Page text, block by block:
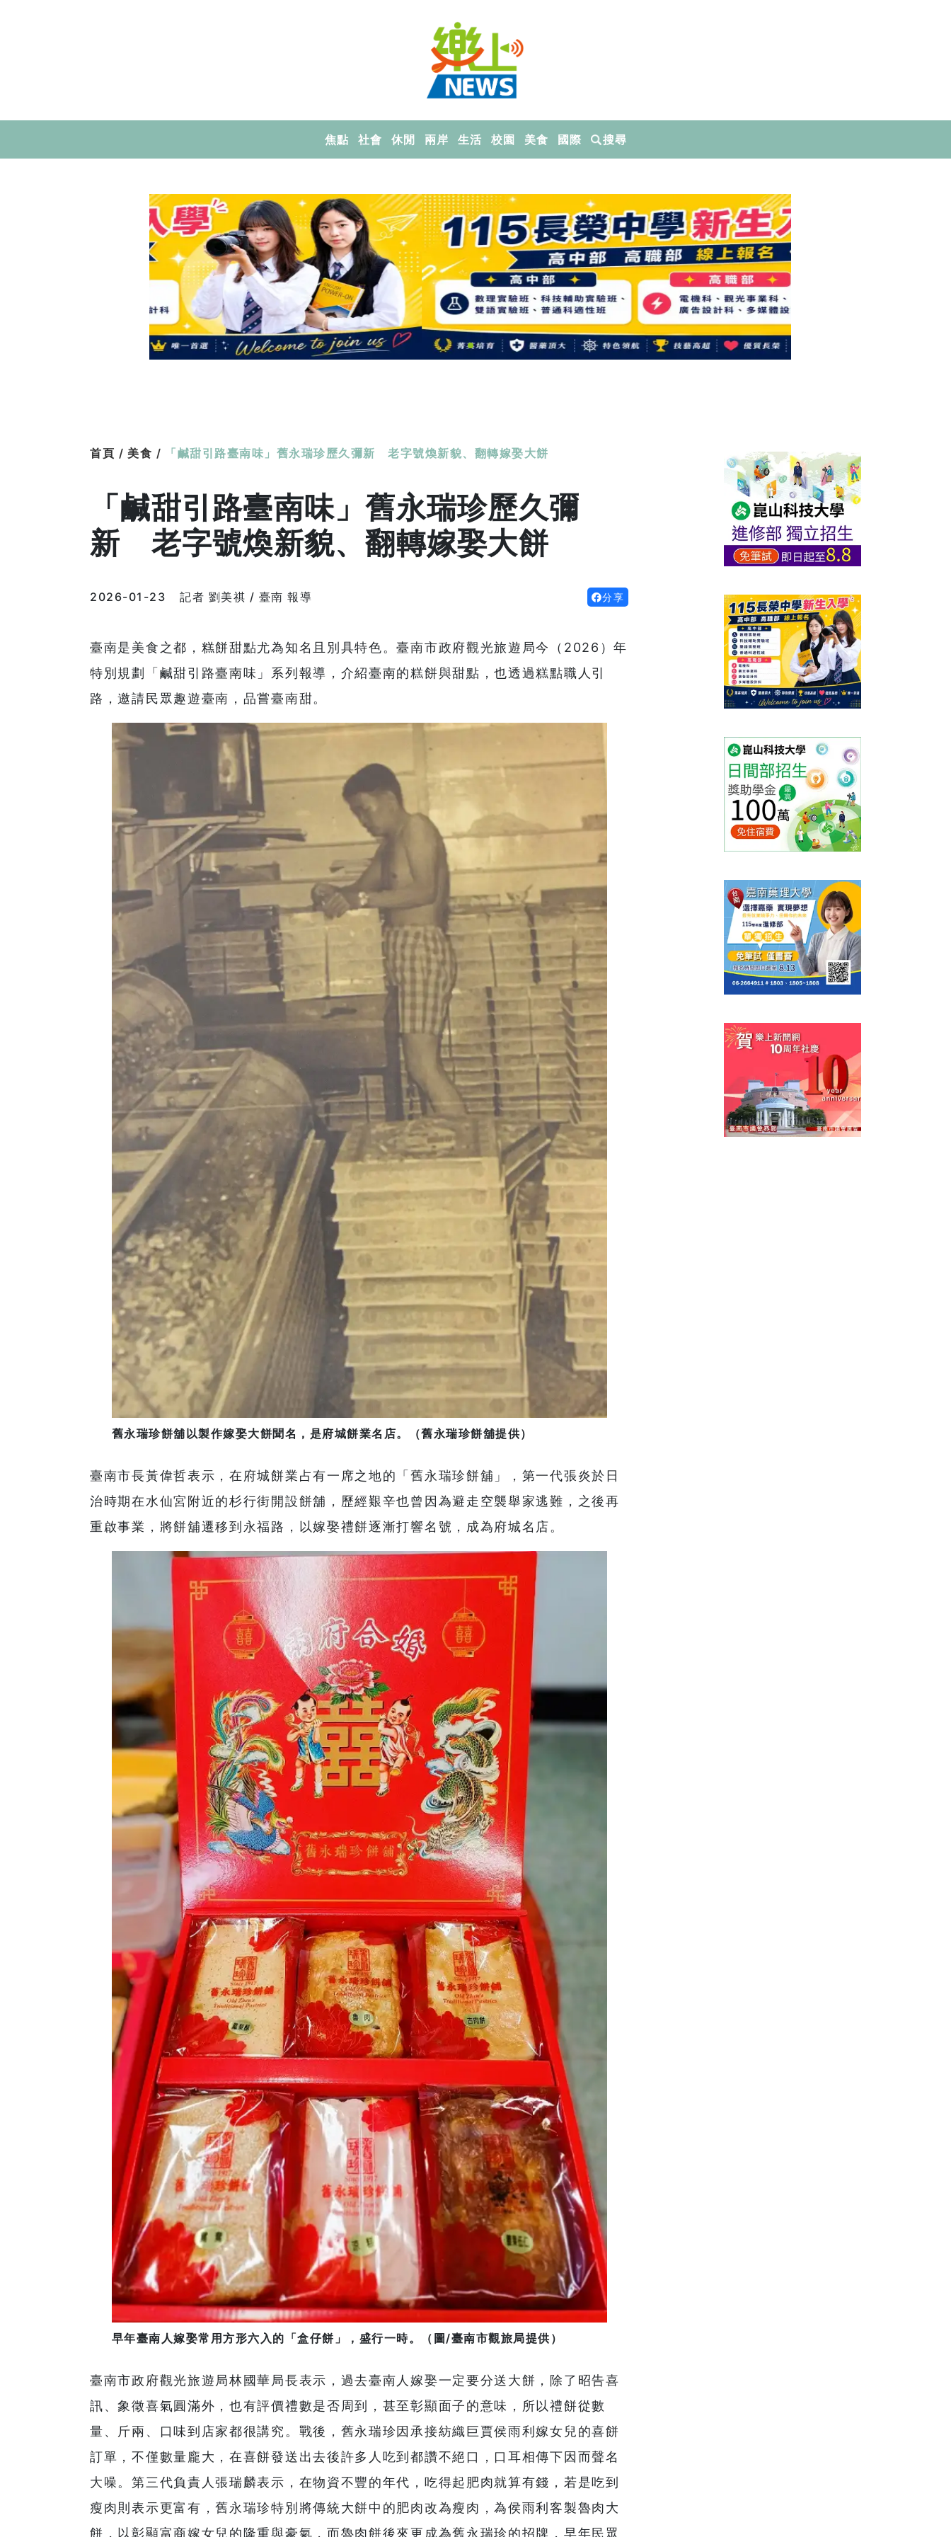
焦點 社會 休閒 兩岸 生活 校園 美食 國際 搜尋
首頁 / 美食 / 「鹹甜引路臺南味」舊永瑞珍歷久彌新 老字號煥新貌、翻轉嫁娶大餅
「鹹甜引路臺南味」舊永瑞珍歷久彌
新 老字號煥新貌、翻轉嫁娶大餅
2026-01-23 記者 劉美祺 / 臺南 報導 分享
臺南是美食之都，糕餅甜點尤為知名且別具特色。臺南市政府觀光旅遊局今（2026）年
特別規劃「鹹甜引路臺南味」系列報導，介紹臺南的糕餅與甜點，也透過糕點職人引
路，邀請民眾趣遊臺南，品嘗臺南甜。
舊永瑞珍餅舖以製作嫁娶大餅聞名，是府城餅業名店。（舊永瑞珍餅舖提供）
臺南市長黃偉哲表示，在府城餅業占有一席之地的「舊永瑞珍餅舖」，第一代張炎於日
治時期在水仙宮附近的杉行街開設餅舖，歷經艱辛也曾因為避走空襲舉家逃難，之後再
重啟事業，將餅舖遷移到永福路，以嫁娶禮餅逐漸打響名號，成為府城名店。
早年臺南人嫁娶常用方形六入的「盒仔餅」，盛行一時。（圖/臺南市觀旅局提供）
臺南市政府觀光旅遊局林國華局長表示，過去臺南人嫁娶一定要分送大餅，除了昭告喜
訊、象徵喜氣圓滿外，也有評價禮數是否周到，甚至彰顯面子的意味，所以禮餅從數
量、斤兩、口味到店家都很講究。戰後，舊永瑞珍因承接紡織巨賈侯雨利嫁女兒的喜餅
訂單，不僅數量龐大，在喜餅發送出去後許多人吃到都讚不絕口，口耳相傳下因而聲名
大噪。第三代負責人張瑞麟表示，在物資不豐的年代，吃得起肥肉就算有錢，若是吃到
瘦肉則表示更富有，舊永瑞珍特別將傳統大餅中的肥肉改為瘦肉，為侯雨利客製魯肉大
餅，以彰顯富商嫁女兒的隆重與豪氣，而魯肉餅後來更成為舊永瑞珍的招牌，早年民眾